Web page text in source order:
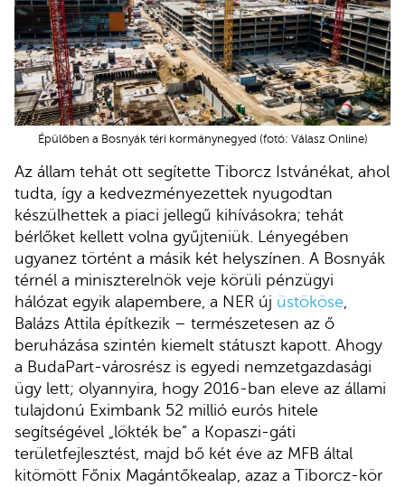
Épülőben a Bosnyák téri kormánynegyed (fotó: Válasz Online)
Az állam tehát ott segítette Tiborcz Istvánékat, ahol
tudta, így a kedvezményezettek nyugodtan
készülhettek a piaci jellegű kihívásokra; tehát
bérlőket kellett volna gyűjteniük. Lényegében
ugyanez történt a másik két helyszínen. A Bosnyák
térnél a miniszterelnök veje körüli pénzügyi
hálózat egyik alapembere, a NER új üstököse,
Balázs Attila építkezik – természetesen az ő
beruházása szintén kiemelt státuszt kapott. Ahogy
a BudaPart-városrész is egyedi nemzetgazdasági
ügy lett; olyannyira, hogy 2016-ban eleve az állami
tulajdonú Eximbank 52 millió eurós hitele
segítségével „lökték be” a Kopaszi-gáti
területfejlesztést, majd bő két éve az MFB által
kitömött Főnix Magántőkealap, azaz a Tiborcz-kör